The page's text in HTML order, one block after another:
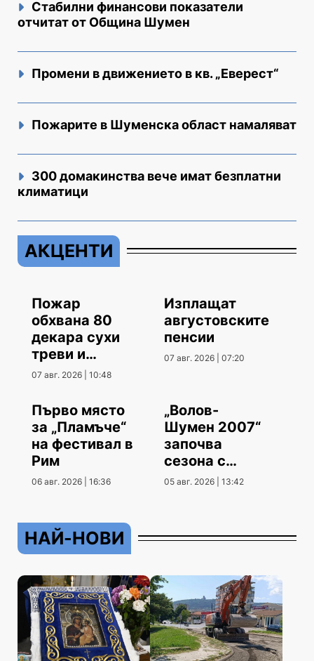
Стабилни финансови показатели
отчитат от Община Шумен
Промени в движението в кв. „Еверест“
Пожарите в Шуменска област намаляват
300 домакинства вече имат безплатни
климатици
АКЦЕНТИ
Пожар
обхвана 80
декара сухи
треви и
храсти
07 авг. 2026 | 10:48
Изплащат
августовските
пенсии
07 авг. 2026 | 07:20
Първо място
за „Пламъче“
на фестивал в
Рим
06 авг. 2026 | 16:36
„Волов-
Шумен 2007“
започва
сезона с
гостуване
05 авг. 2026 | 13:42
НАЙ-НОВИ